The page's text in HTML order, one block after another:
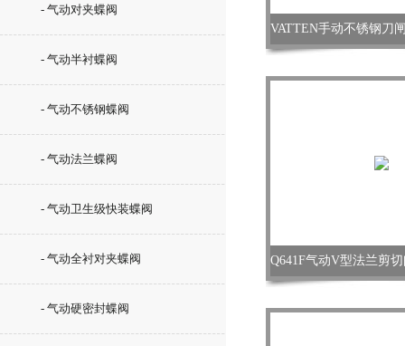
- 气动对夹蝶阀
- 气动半衬蝶阀
- 气动不锈钢蝶阀
- 气动法兰蝶阀
- 气动卫生级快装蝶阀
- 气动全衬对夹蝶阀
- 气动硬密封蝶阀